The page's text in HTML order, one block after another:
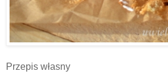
Przepis własny